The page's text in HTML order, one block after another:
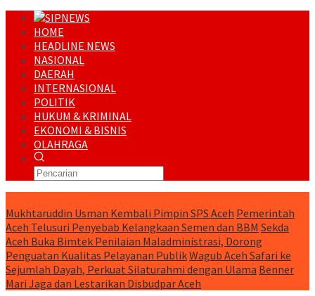
HOME
HEADLINE NEWS
NASIONAL
DAERAH
INTERNASIONAL
POLITIK
HUKUM & KRIMINAL
EKONOMI & BISNIS
OLAHRAGA
Mukhtaruddin Usman Kembali Pimpin SPS Aceh Pemerintah
Aceh Telusuri Penyebab Kelangkaan Semen dan BBM Sekda
Aceh Buka Bimtek Penilaian Maladministrasi, Dorong
Penguatan Kualitas Pelayanan PublikWagub Aceh Safari ke
Sejumlah Dayah, Perkuat Silaturahmi dengan Ulama Benner
Mari Jaga dan Lestarikan Disbudpar Aceh